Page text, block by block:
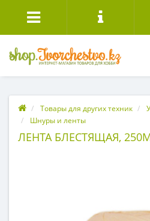
Товары для других техник
Шнуры и ленты
ЛЕНТА БЛЕСТЯЩАЯ,